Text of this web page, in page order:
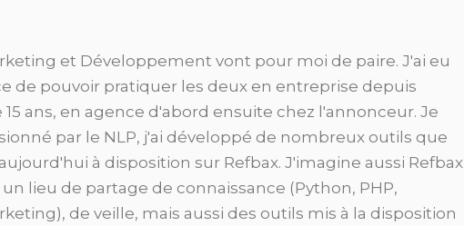
et Développement vont pour moi de paire. J'ai eu
de pouvoir pratiquer les deux en entreprise depuis
15 ans, en agence d'abord ensuite chez l'annonceur. Je
par le NLP, j'ai développé de nombreux outils que
à disposition sur Refbax. J'imagine aussi Refbax
lieu de partage de connaissance (Python, PHP,
de veille, mais aussi des outils mis à la disposition